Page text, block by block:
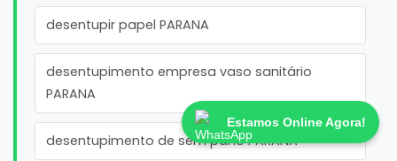
desentupir papel PARANA
desentupimento empresa vaso sanitário
PARANA
desentupimento de sem pano PARANA
Estamos Online Agora!